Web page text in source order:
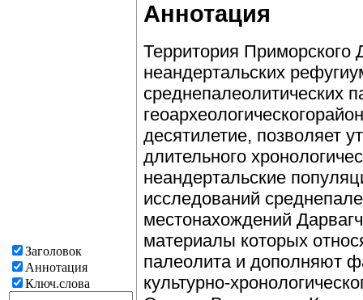
Заголовок
Аннотация
Ключ.слова
Аннотация
Территория Приморского
неандертальских
среднепалеолитических
десятилетие, позволяет
длительного
неандертальские
исследований
местонахождений
материалы которых
палеолита и дополняют
культурно-